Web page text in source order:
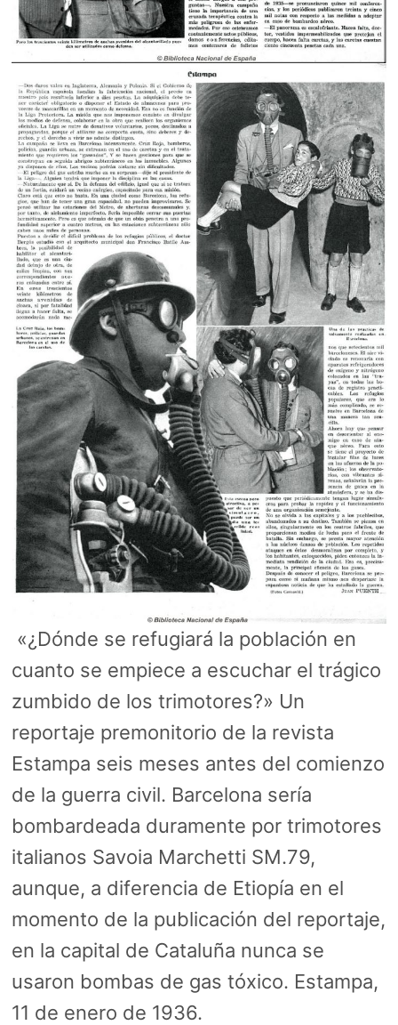
«¿Dónde se refugiará la población en
cuanto se empiece a escuchar el trágico
zumbido de los trimotores?» Un
reportaje premonitorio de la revista
Estampa seis meses antes del comienzo
de la guerra civil. Barcelona sería
bombardeada duramente por trimotores
italianos Savoia Marchetti SM.79,
aunque, a diferencia de Etiopía en el
momento de la publicación del reportaje,
en la capital de Cataluña nunca se
usaron bombas de gas tóxico. Estampa,
11 de enero de 1936.